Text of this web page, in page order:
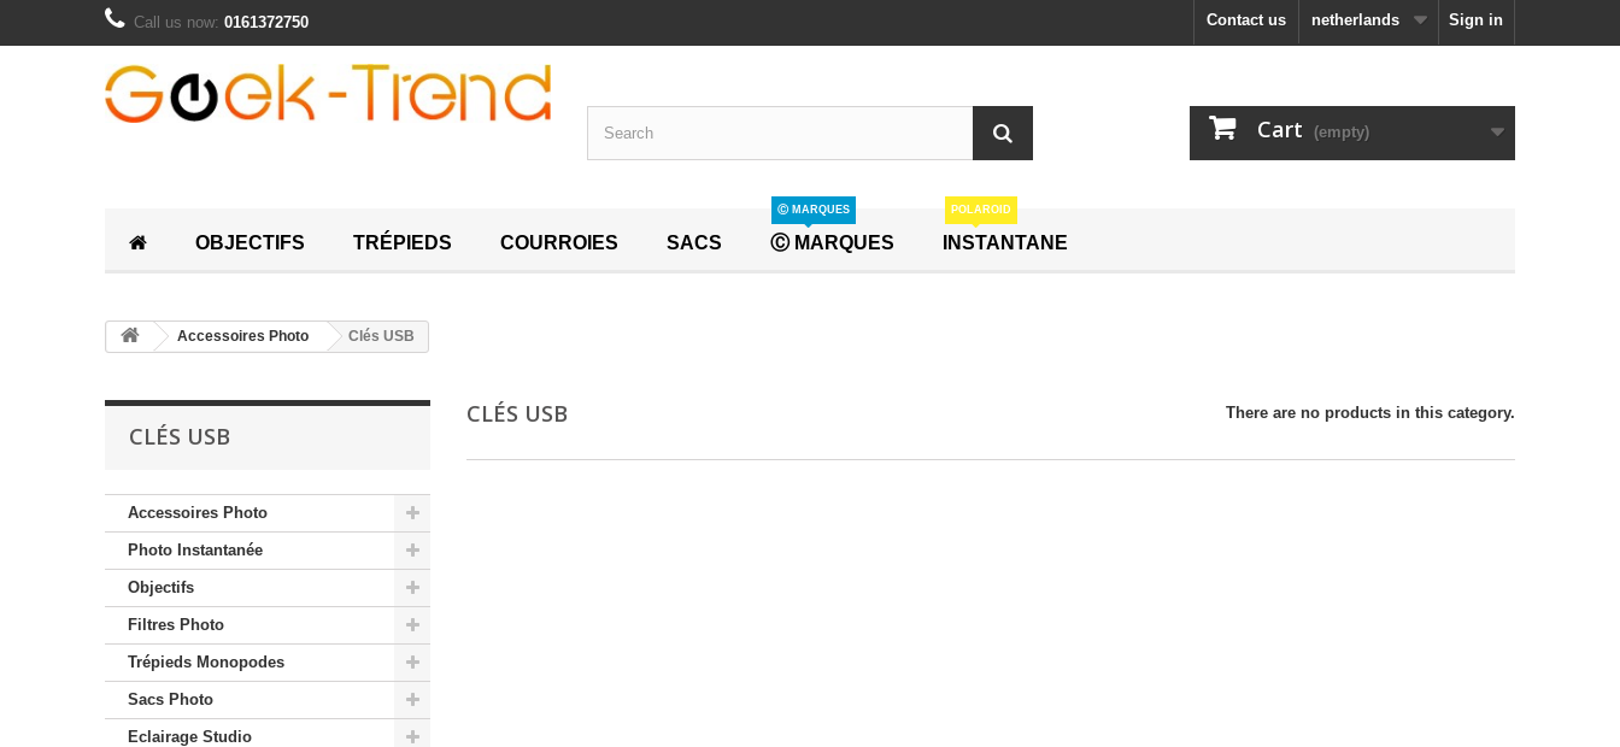
Sign in
netherlands
Contact us
Call us now: 0161372750
Cart (empty)
OBJECTIFS TRÉPIEDS COURROIES SACS Ⓒ MARQUES
Ⓒ MARQUES
INSTANTANE
POLAROID
Accessoires Photo Clés USB
CLÉS USB
Accessoires Photo
Photo Instantanée
Objectifs
Filtres Photo
Trépieds Monopodes
Sacs Photo
Eclairage Studio
CLÉS USB There are no products in this category.